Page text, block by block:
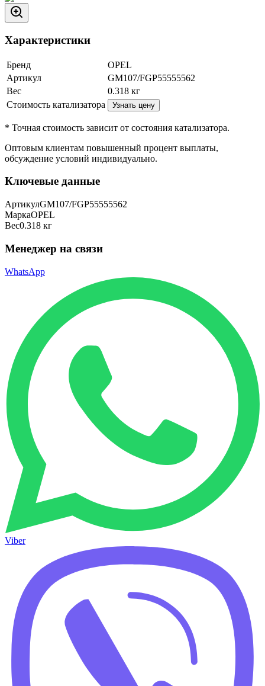
Характеристики
Бренд
OPEL
Артикул
GM107/FGP55555562
Вес
0.318 кг
Стоимость катализатора
Узнать цену
* Точная стоимость зависит от состояния катализатора.
Оптовым клиентам повышенный процент выплаты,
обсуждение условий индивидуально.
Ключевые данные
АртикулGM107/FGP55555562
МаркаOPEL
Вес0.318 кг
Менеджер на связи
WhatsApp
Viber